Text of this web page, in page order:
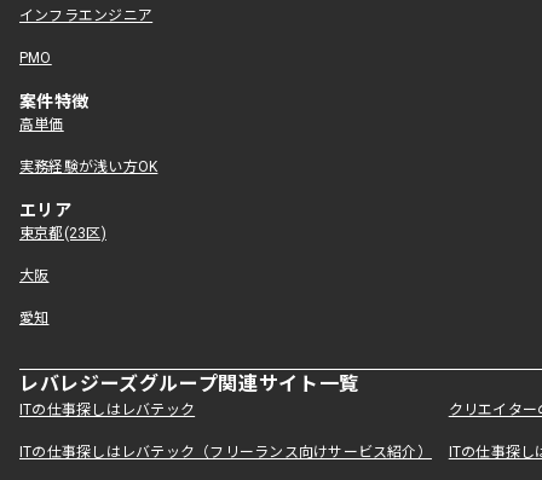
インフラエンジニア
PMO
案件特徴
高単価
実務経験が浅い方OK
エリア
東京都(23区)
大阪
愛知
レバレジーズグループ関連サイト一覧
ITの仕事探しはレバテック クリエイタ
ITの仕事探しはレバテック（フリーランス向けサービス紹介） ITの仕事探